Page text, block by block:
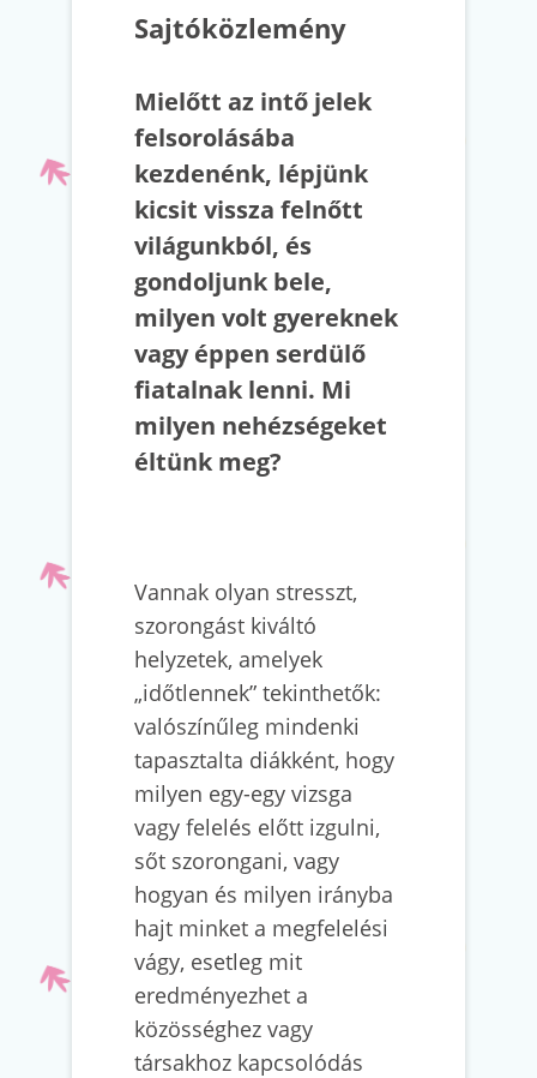
Sajtóközlemény
Mielőtt az intő jelek
felsorolásába
kezdenénk, lépjünk
kicsit vissza felnőtt
világunkból, és
gondoljunk bele,
milyen volt gyereknek
vagy éppen serdülő
fiatalnak lenni. Mi
milyen nehézségeket
éltünk meg?
Vannak olyan stresszt,
szorongást kiváltó
helyzetek, amelyek
„időtlennek” tekinthetők:
valószínűleg mindenki
tapasztalta diákként, hogy
milyen egy-egy vizsga
vagy felelés előtt izgulni,
sőt szorongani, vagy
hogyan és milyen irányba
hajt minket a megfelelési
vágy, esetleg mit
eredményezhet a
közösséghez vagy
társakhoz kapcsolódás